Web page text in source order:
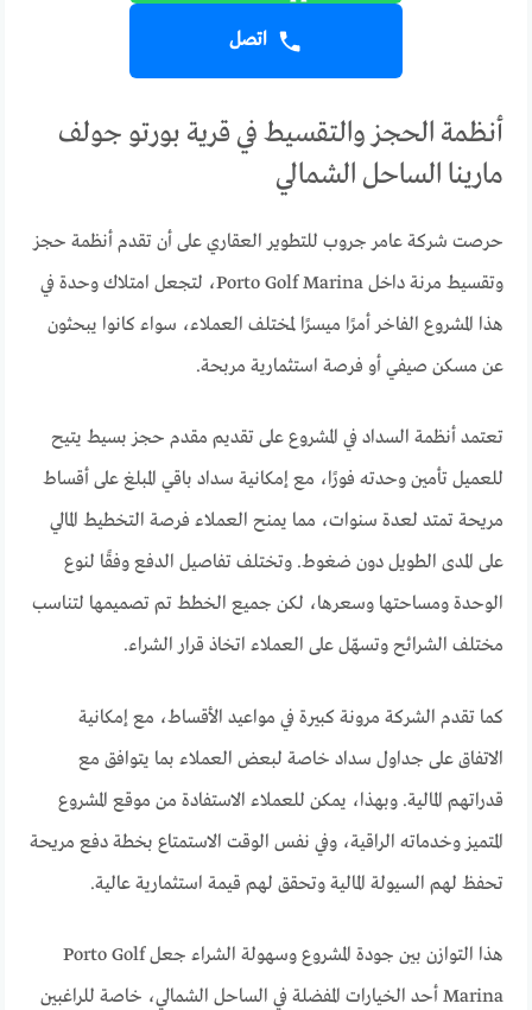
اتصل
أنظمة الحجز والتقسيط في قرية بورتو جولف
مارينا الساحل الشمالي
حرصت شركة عامر جروب للتطوير العقاري على أن تقدم أنظمة حجز
وتقسيط مرنة داخل Porto Golf Marina، لتجعل امتلاك وحدة في
هذا المشروع الفاخر أمرًا ميسرًا لمختلف العملاء، سواء كانوا يبحثون
عن مسكن صيفي أو فرصة استثمارية مربحة.
تعتمد أنظمة السداد في المشروع على تقديم مقدم حجز بسيط يتيح
للعميل تأمين وحدته فورًا، مع إمكانية سداد باقي المبلغ على أقساط
مريحة تمتد لعدة سنوات، مما يمنح العملاء فرصة التخطيط المالي
على المدى الطويل دون ضغوط. وتختلف تفاصيل الدفع وفقًا لنوع
الوحدة ومساحتها وسعرها، لكن جميع الخطط تم تصميمها لتناسب
مختلف الشرائح وتسهّل على العملاء اتخاذ قرار الشراء.
كما تقدم الشركة مرونة كبيرة في مواعيد الأقساط، مع إمكانية
الاتفاق على جداول سداد خاصة لبعض العملاء بما يتوافق مع
قدراتهم المالية. وبهذا، يمكن للعملاء الاستفادة من موقع المشروع
المتميز وخدماته الراقية، وفي نفس الوقت الاستمتاع بخطة دفع مريحة
تحفظ لهم السيولة المالية وتحقق لهم قيمة استثمارية عالية.
هذا التوازن بين جودة المشروع وسهولة الشراء جعل Porto Golf
Marina أحد الخيارات المفضلة في الساحل الشمالي، خاصة للراغبين